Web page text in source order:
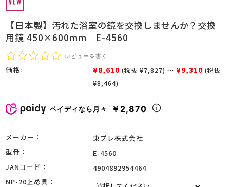
【日本製】汚れた浴室の鏡を交換しませんか？交換
用鏡 450×600mm E-4560
レビューを書く
価格: ¥8,610 (税抜 ¥7,827) ～ ¥9,310 (税抜
¥8,464)
ペイディなら月々 ￥2,870
メーカー：
東プレ株式会社
型番：
E-4560
JANコード：
4904892954464
NP-20止め具：